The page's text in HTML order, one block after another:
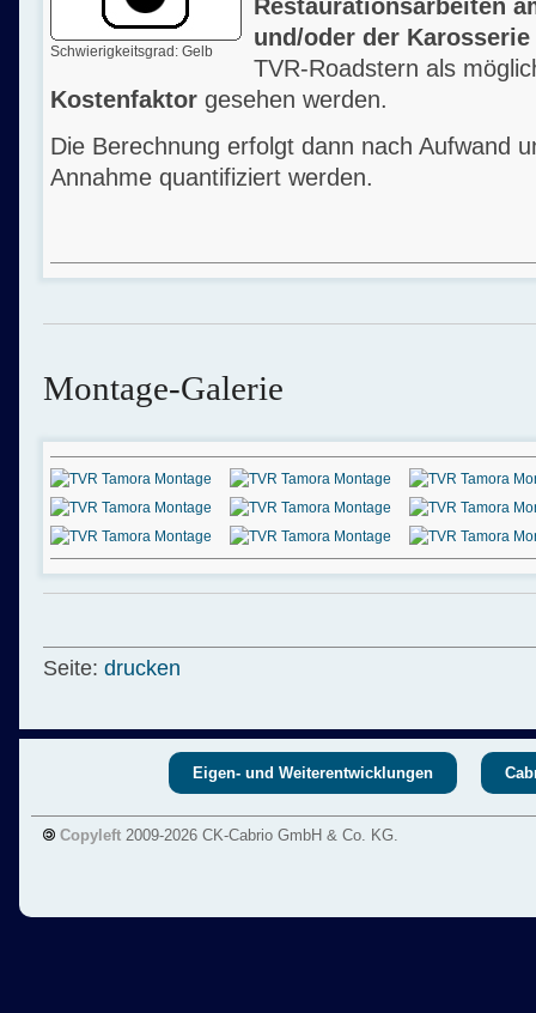
Schwierigkeitsgrad: Gelb
Restaurationsarbeiten
und/oder der Karosserie
TVR-Roadstern als
Kostenfaktor gesehen werden.
Die Berechnung erfolgt dann nach Aufwand
Annahme quantifiziert werden.
Montage-Galerie
Seite: drucken
Eigen- und Weiterentwicklungen
Copyleft 2009-2026 CK-Cabrio GmbH & Co. KG.